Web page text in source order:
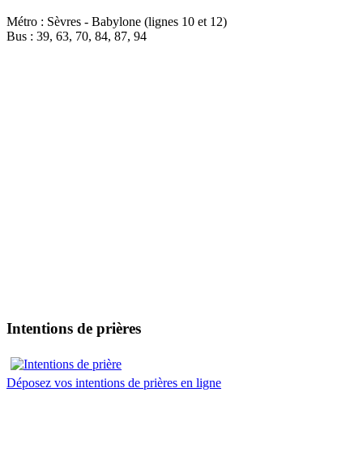
Métro : Sèvres - Babylone (lignes 10 et 12)
Bus : 39, 63, 70, 84, 87, 94
Intentions de prières
Déposez vos intentions de prières en ligne